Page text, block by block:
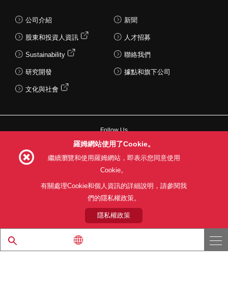
公司介紹
股東和投資人資訊
Sustainability
研究開發
文化與社會
新聞
人才招募
聯絡我們
據點和旗下公司
Follow Us
網站使用條款 利用目的 隱私權政策
網站地圖
關於本公司產品銷售之標準條款(PDF)
© 1997 - 2026 ROHM CO., LTD. ALL RIGHTS RESERVED.
羅姆網站使用了Cookie。
繼續瀏覽和使用羅姆網站，即表示您同意使用
Cookie。
有關處理Cookie和個人資訊的詳細說明，請參閱我
們的隱私權政策。
隱私權政策